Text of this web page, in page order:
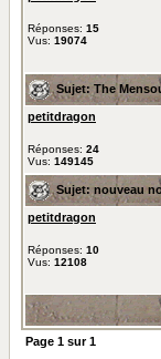
Réponses: 15
Vus: 19074
Sujet: The
petitdragon
Réponses: 24
Vus: 149145
Sujet: nouveau
petitdragon
Réponses: 10
Vus: 12108
Page 1 sur1